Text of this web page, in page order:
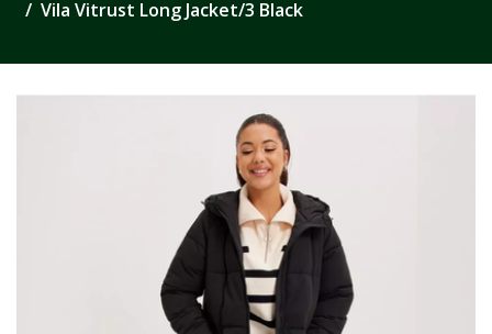
Vila Vitrust Long Jacket/3 Black